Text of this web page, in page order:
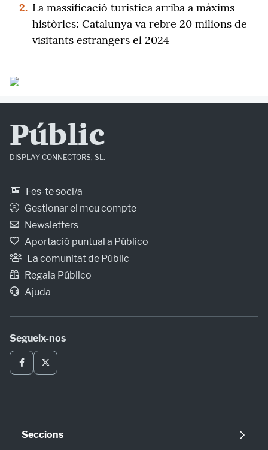
2. La massificació turística arriba a màxims
històrics: Catalunya va rebre 20 milions de
visitants estrangers el 2024
Públic
DISPLAY CONNECTORS, SL.
Fes-te soci/a
Gestionar el meu compte
Newsletters
Aportació puntual a Público
La comunitat de Públic
Regala Público
Ajuda
Segueix-nos
Seccions